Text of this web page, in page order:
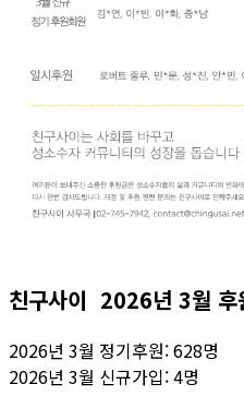
친구사이 2026년 3월 후
2026년 3월 정기후원: 628명
2026년 3월 신규가입: 4명